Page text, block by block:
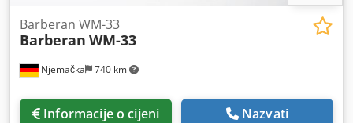
Njemačka 740 km
Barberan WM-33
Barberan WM-33
Informacije o cijeni Nazvati